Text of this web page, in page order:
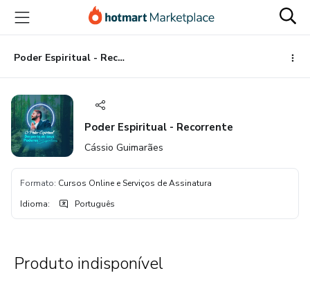
para
conteúdo
principal
para
pagamento
para
rodapé
Poder Espiritual - Recorrente
Poder Espiritual - Recorrente
Cássio Guimarães
Formato: Cursos Online e Serviços de Assinatura
Idioma: Português
Produto indisponível